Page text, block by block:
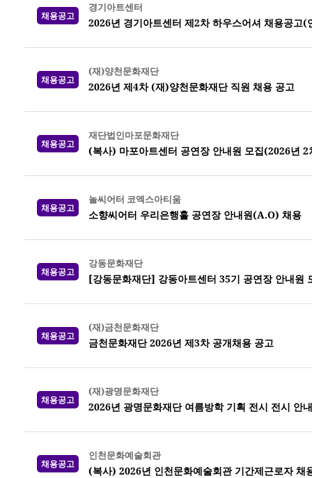
채용공고
경기아트센터
2026년 경기아트센터 제2차 하우스어셔 채용공고(
채용공고
(재)양천문화재단
2026년 제4차 (재)양천문화재단 직원 채용 공고
채용공고
재단법인마포문화재단
(복사) 마포아트센터 공연장 안내원 모집(2026년 2
채용공고
놀씨어터 코엑스아티움
소향씨어터 우리은행홀 공연장 안내원(A.O) 채용
채용공고
강동문화재단
[강동문화재단] 강동아트센터 35기 공연장 안내원
채용공고
(재)금천문화재단
금천문화재단 2026년 제3차 공개채용 공고
채용공고
(재)광명문화재단
2026년 광명문화재단 여름방학 기획 전시 전시 안
채용공고
인천문화예술회관
(복사) 2026년 인천문화예술회관 기간제근로자 채